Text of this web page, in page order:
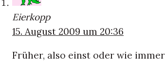
Eierkopp
15. August 2009 um 20:36
Früher, also einst oder wie